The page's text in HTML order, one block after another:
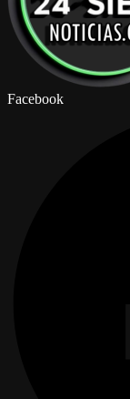
Facebook